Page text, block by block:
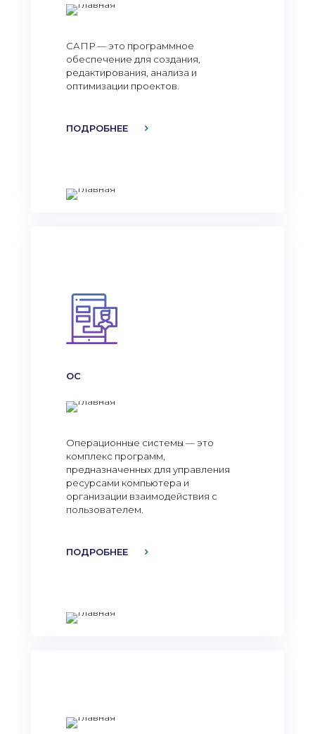
САПР — это программное
обеспечение для создания,
редактирования, анализа и
оптимизации проектов.
ПОДРОБНЕЕ
ОС
Операционные системы — это
комплекс программ,
предназначенных для управления
ресурсами компьютера и
организации взаимодействия с
пользователем.
ПОДРОБНЕЕ